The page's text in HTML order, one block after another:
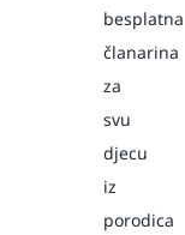
besplatna
članarina
za
svu
djecu
iz
porodica